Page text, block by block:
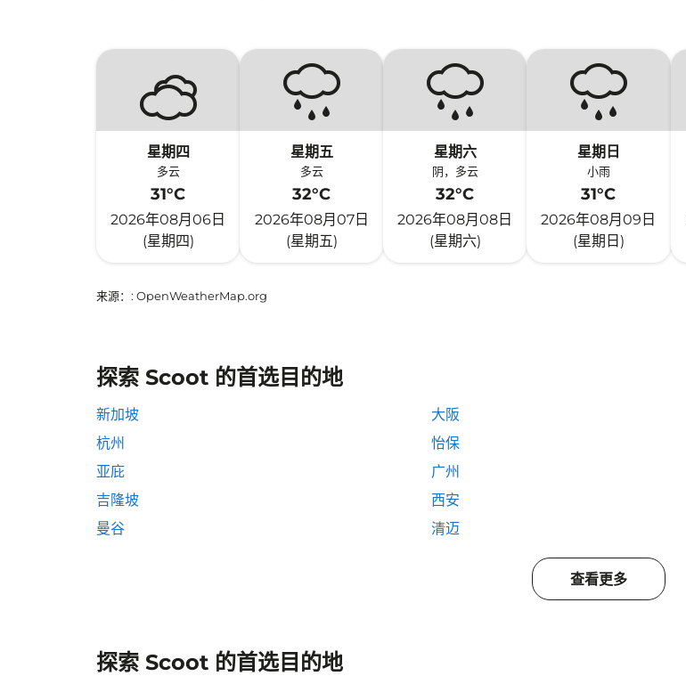
星期四
多云
31°C
2026年08月06日
(星期四)
星期五
多云
32°C
2026年08月07日
(星期五)
星期六
阴，多云
32°C
2026年08月08日
(星期六)
星期日
小雨
31°C
2026年08月09日
(星期日)
来源： : OpenWeatherMap.org
探索 Scoot 的首选目的地
新加坡 大阪
杭州
怡保
亚庇
广州
吉隆坡
西安
曼谷
清迈
查看更多
探索 Scoot 的首选目的地